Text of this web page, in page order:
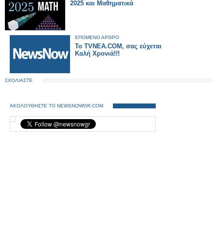
2025 και Μαθηματικά
ΕΠΟΜΕΝΟ ΑΡΘΡΟ
Το TVNEA.COM, σας εύχεται
Καλή Χρονιά!!!
ΣΧΟΛΙΑΣΤΕ
ΑΚΟΛΟΥΘΗΣΤΕ ΤΟ NEWSNOWGR.COM